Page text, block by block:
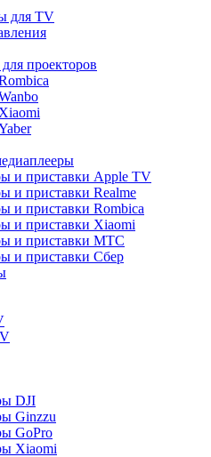
для TV
проекторов
и приставки Apple TV
и приставки Realme
и приставки Rombica
и приставки Xiaomi
и приставки МТС
и приставки Сбер
DJI
Ginzzu
GoPro
Xiaomi